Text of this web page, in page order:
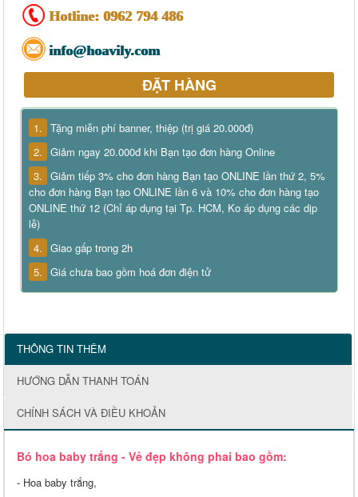
Hotline: 0962 794 486
info@hoavily.com
ĐẶT HÀNG
1. Tặng miễn phí banner, thiệp (trị giá 20.000đ)
2. Giảm ngay 20.000đ khi Bạn tạo đơn hàng Online
3. Giảm tiếp 3% cho đơn hàng Bạn tạo ONLINE lần thứ 2, 5%
cho đơn hàng Bạn tạo ONLINE lần 6 và 10% cho đơn hàng tạo
ONLINE thứ 12 (Chỉ áp dụng tại Tp. HCM, Ko áp dụng các dịp
lễ)
4. Giao gấp trong 2h
5. Giá chưa bao gồm hoá đơn điện tử
THÔNG TIN THÊM
HƯỚNG DẪN THANH TOÁN
CHÍNH SÁCH VÀ ĐIỀU KHOẢN
Bó hoa baby trắng - Vẻ đẹp không phai bao gồm:
- Hoa baby trắng,